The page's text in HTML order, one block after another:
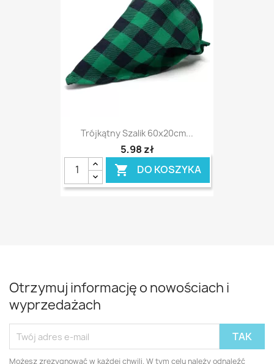
Trójkątny Szalik 60x20cm...
5,98 zł
 DO KOSZYKA
Otrzymuj informację o nowościach i
wyprzedażach
Możesz zrezygnować w każdej chwili. W tym celu należy odnaleźć